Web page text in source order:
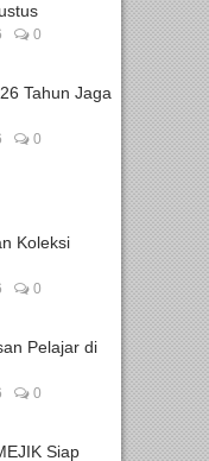
0
Tahun Jaga
0
Koleksi
0
Pelajar di
0
Siap